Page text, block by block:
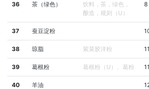
36 茶（绿色）
饮料，茶，绿色，
酿造，规则（U）
8
37 蚕豆淀粉
38 琼脂 紫菜胶洋粉 11
39 葛根粉 葛根粉（U）、葛粉 11
40 羊油